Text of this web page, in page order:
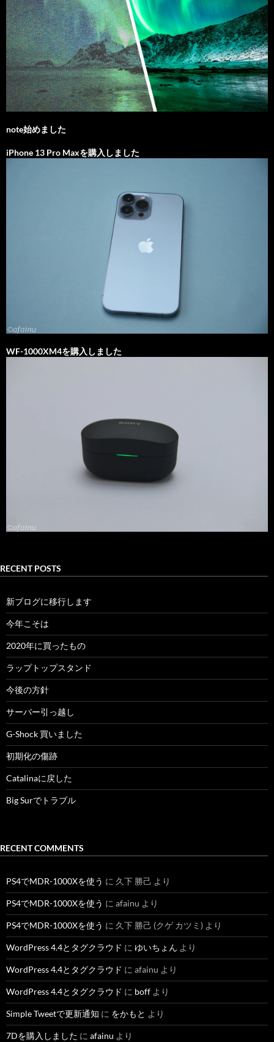
note始めました
iPhone 13 Pro Maxを購入しました
WF-1000XM4を購入しました
RECENT POSTS
新ブログに移行します
今年こそは
2020年に買ったもの
ラップトップスタンド
今後の方針
サーバー引っ越し
G-Shock 買いました
初期化の傷跡
Catalinaに戻した
Big Surでトラブル
RECENT COMMENTS
PS4でMDR-1000Xを使う に 久下 勝己 より
PS4でMDR-1000Xを使う に afainu より
PS4でMDR-1000Xを使う に 久下 勝己 (クゲ カツミ) より
WordPress 4.4とタグクラウド に ゆいちょん より
WordPress 4.4とタグクラウド に afainu より
WordPress 4.4とタグクラウド に boff より
Simple Tweetで更新通知 に をかもと より
7Dを購入しました に afainu より